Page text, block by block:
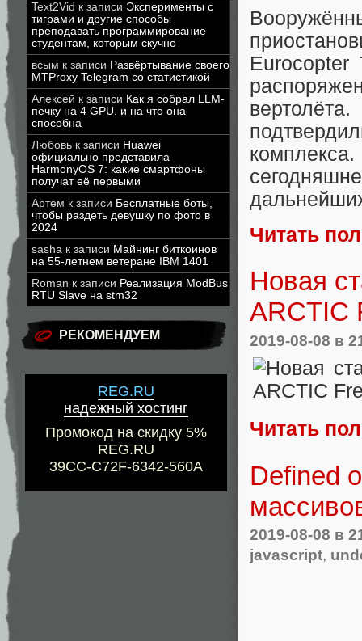
Text2Vid к записи Эксперименты с
тиграми и другие способы
преподавать программирование
студентам, которым скучно
всым к записи Развёртывание своего
MTProxy Telegram со статистикой
Алексей к записи Как я собрал LLM-
печку на 4 GPU, и на что она
способна
Любовь к записи Huawei
официально представила
HarmonyOS 7: какие смартфоны
получат её первыми
Артем к записи Бесплатные боты,
чтобы раздеть девушку по фото в
2024
sasha к записи Майнинг биткоинов
на 55-летнем ветеране IBM 1401
Roman к записи Реализация ModBus
RTU Slave на stm32
РЕКОМЕНДУЕМ
REG.RU
надежный хостинг
Промокод на скидку 5%
REG.RU
39CC-C72F-6342-560A
Eurocopter
Читать
Новая
ARCTIC
2019-08-08 в
Читать
Defined
2019-08-08 в
javascript,